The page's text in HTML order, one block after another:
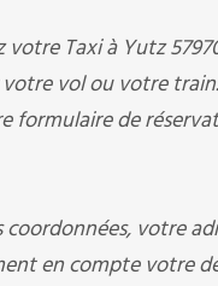
votre Taxi à Yutz
votre vol ou votre train.
formulaire de
votre
en compte votre